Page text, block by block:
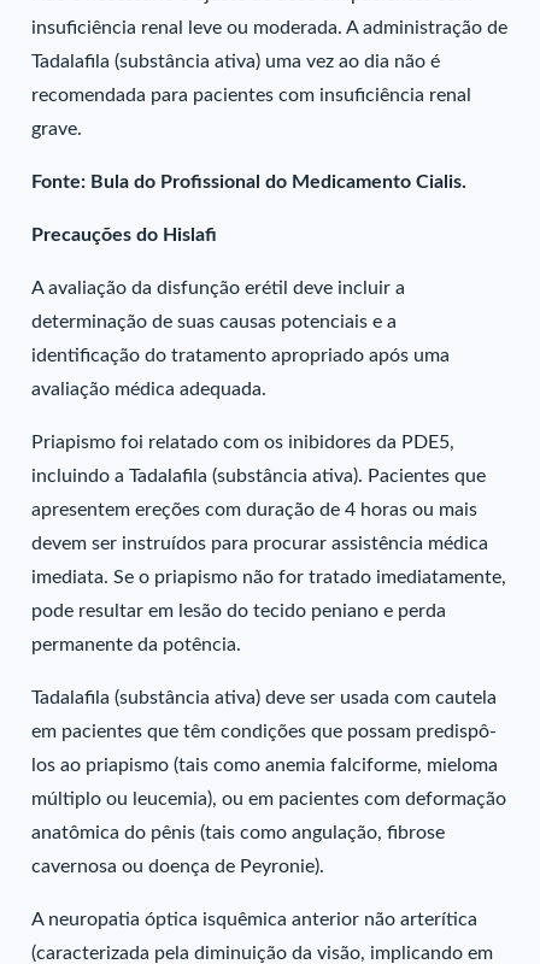
insuficiência renal leve ou moderada. A administração de
Tadalafila (substância ativa) uma vez ao dia não é
recomendada para pacientes com insuficiência renal
grave.
Fonte: Bula do Profissional do Medicamento Cialis.
Precauções do Hislafi
A avaliação da disfunção erétil deve incluir a
determinação de suas causas potenciais e a
identificação do tratamento apropriado após uma
avaliação médica adequada.
Priapismo foi relatado com os inibidores da PDE5,
incluindo a Tadalafila (substância ativa). Pacientes que
apresentem ereções com duração de 4 horas ou mais
devem ser instruídos para procurar assistência médica
imediata. Se o priapismo não for tratado imediatamente,
pode resultar em lesão do tecido peniano e perda
permanente da potência.
Tadalafila (substância ativa) deve ser usada com cautela
em pacientes que têm condições que possam predispô-
los ao priapismo (tais como anemia falciforme, mieloma
múltiplo ou leucemia), ou em pacientes com deformação
anatômica do pênis (tais como angulação, fibrose
cavernosa ou doença de Peyronie).
A neuropatia óptica isquêmica anterior não arterítica
(caracterizada pela diminuição da visão, implicando em